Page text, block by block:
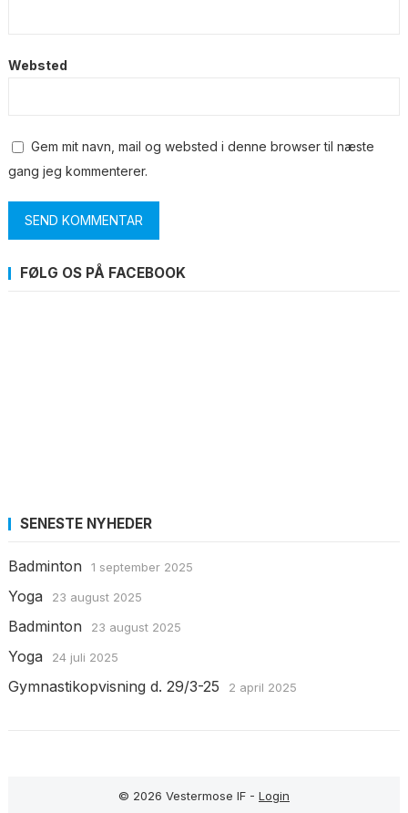
Websted
Gem mit navn, mail og websted i denne browser til næste
gang jeg kommenterer.
FØLG OS PÅ FACEBOOK
SENESTE NYHEDER
Badminton 1 september 2025
Yoga 23 august 2025
Badminton 23 august 2025
Yoga 24 juli 2025
Gymnastikopvisning d. 29/3-25 2 april 2025
© 2026 Vestermose IF - Login